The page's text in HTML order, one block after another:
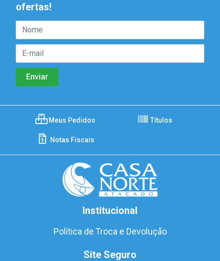
ofertas!
Meus Pedidos Títulos
Notas Fiscais
Institucional
Política de Troca e Devolução
Site Seguro